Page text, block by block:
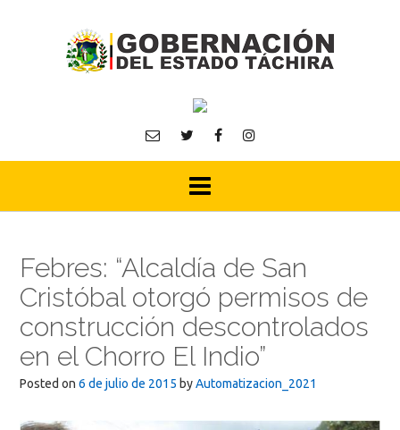
Febres: “Alcaldía de San
Cristóbal otorgó permisos de
construcción descontrolados
en el Chorro El Indio”
Posted on 6 de julio de 2015 byAutomatizacion_2021